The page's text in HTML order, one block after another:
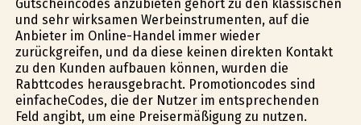
Gutscheincodes anzubieten gehört zu den klassischen
und sehr wirksamen Werbeinstrumenten, auf die
Anbieter im Online-Handel immer wieder
zurückgreifen, und da diese keinen direkten Kontakt
zu den Kunden aufbauen können, wurden die
Rabttcodes herausgebracht. Promotioncodes sind
einfacheCodes, die der Nutzer im entsprechenden
Feld angibt, um eine Preisermäßigung zu nutzen.